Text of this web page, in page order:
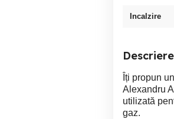
Incalzire
Descriere
Îți propun
Alexandru
utilizată
gaz.